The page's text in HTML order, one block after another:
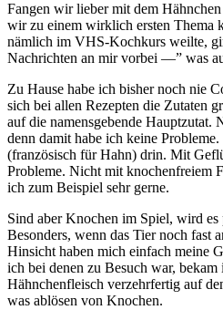
Fangen wir lieber mit dem
wir zu einem wirklich ersten Thema
nämlich im VHS-Kochkurs weilte,
Nachrichten an mir vorbei —” was
Zu Hause habe ich bisher noch nie
sich bei allen Rezepten die Zutaten
auf die namensgebende Hauptzutat.
denn damit habe ich keine
(französisch für Hahn) drin. Mit
Probleme. Nicht mit knochenfreiem
ich zum Beispiel sehr gerne.
Sind aber Knochen im Spiel, wird
Besonders, wenn das Tier noch fast
Hinsicht haben mich einfach meine
ich bei denen zu Besuch war, bekam
Hähnchenfleisch verzehrfertig auf
was ablösen von Knochen.